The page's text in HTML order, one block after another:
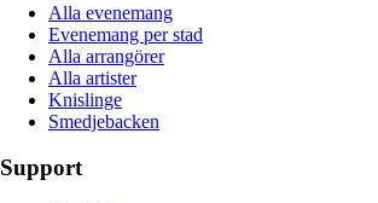
Alla evenemang
Evenemang per stad
Alla arrangörer
Alla artister
Knislinge
Smedjebacken
Support